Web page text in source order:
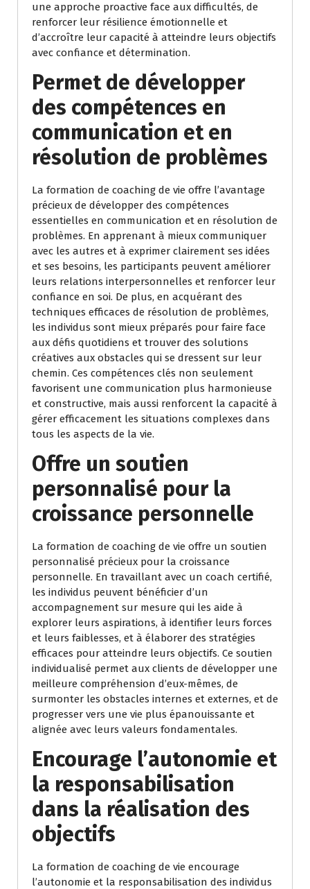
une approche proactive face aux difficultés, de
renforcer leur résilience émotionnelle et
d’accroître leur capacité à atteindre leurs objectifs
avec confiance et détermination.
Permet de développer
des compétences en
communication et en
résolution de problèmes
La formation de coaching de vie offre l’avantage
précieux de développer des compétences
essentielles en communication et en résolution de
problèmes. En apprenant à mieux communiquer
avec les autres et à exprimer clairement ses idées
et ses besoins, les participants peuvent améliorer
leurs relations interpersonnelles et renforcer leur
confiance en soi. De plus, en acquérant des
techniques efficaces de résolution de problèmes,
les individus sont mieux préparés pour faire face
aux défis quotidiens et trouver des solutions
créatives aux obstacles qui se dressent sur leur
chemin. Ces compétences clés non seulement
favorisent une communication plus harmonieuse
et constructive, mais aussi renforcent la capacité à
gérer efficacement les situations complexes dans
tous les aspects de la vie.
Offre un soutien
personnalisé pour la
croissance personnelle
La formation de coaching de vie offre un soutien
personnalisé précieux pour la croissance
personnelle. En travaillant avec un coach certifié,
les individus peuvent bénéficier d’un
accompagnement sur mesure qui les aide à
explorer leurs aspirations, à identifier leurs forces
et leurs faiblesses, et à élaborer des stratégies
efficaces pour atteindre leurs objectifs. Ce soutien
individualisé permet aux clients de développer une
meilleure compréhension d’eux-mêmes, de
surmonter les obstacles internes et externes, et de
progresser vers une vie plus épanouissante et
alignée avec leurs valeurs fondamentales.
Encourage l’autonomie et
la responsabilisation
dans la réalisation des
objectifs
La formation de coaching de vie encourage
l’autonomie et la responsabilisation des individus